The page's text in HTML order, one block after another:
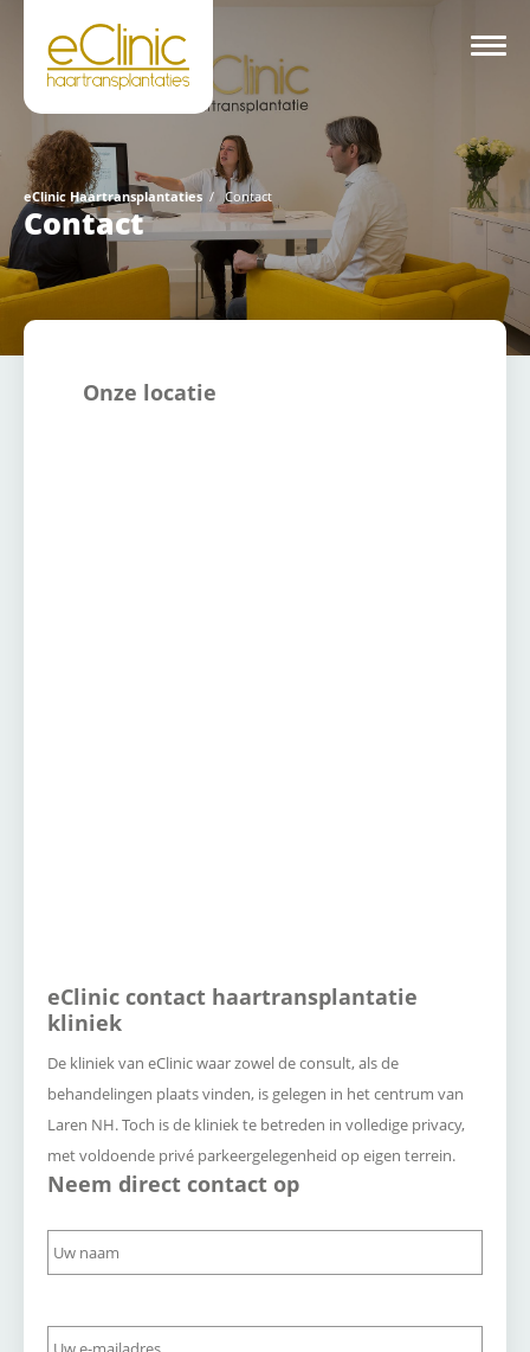
eClinic Haartransplantaties / Contact
Contact
Onze locatie
eClinic contact haartransplantatie
kliniek
De kliniek van eClinic waar zowel de consult, als de
behandelingen plaats vinden, is gelegen in het centrum van
Laren NH. Toch is de kliniek te betreden in volledige privacy,
met voldoende privé parkeergelegenheid op eigen terrein.
Neem direct contact op
Naam *
E-
mailadres